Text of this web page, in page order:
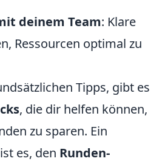
deinem Team: Klare
Ressourcen optimal zu
Tipps, gibt es
, die dir helfen können,
zu sparen. Ein
es, den Runden-